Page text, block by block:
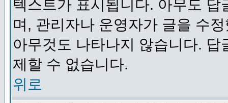
텍스트가 표시됩니다. 아무도
며, 관리자나 운영자가 글을 수
아무것도 나타나지 않습니다.
제할 수 없습니다.
위로